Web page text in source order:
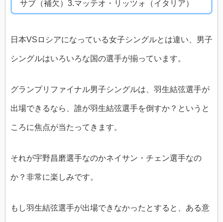
サブ（補欠）3.マッテオ・リッツォ（イタリア）
日本VSロシアになっている女子シングルとは違い、男子
シングルはいろいろな国の選手が揃っています。
グランプリファイナル男子シングルは、羽生結弦選手が
出場できるなら、誰が羽生結弦選手を倒すか？というと
ころに焦点が当たってきます。
それが宇野昌磨選手なのかネイサン・チェン選手なの
か？非常に楽しみです。
もし羽生結弦選手が出場できなかったとすると、ある意